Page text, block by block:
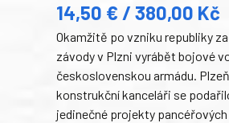
14,50 € / 380,00 Kč
Okamžitě po vzniku republiky
závody v Plzni vyrábět bojové
československou armádu.
konstrukční kanceláři se
jedinečné projekty